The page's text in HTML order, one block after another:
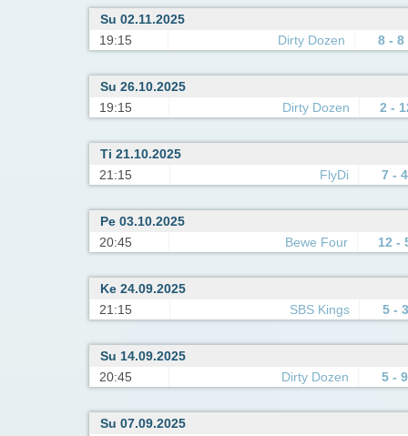
Su 02.11.2025
19:15
Dirty Dozen 8 - 8
Su 26.10.2025
19:15
Dirty Dozen 2 -
Ti 21.10.2025
21:15
FlyDi 7 - 4
Pe 03.10.2025
20:45
Bewe Four 12 -
Ke 24.09.2025
21:15
SBS Kings 5 - 3
Su 14.09.2025
20:45
Dirty Dozen 5 - 9
Su 07.09.2025